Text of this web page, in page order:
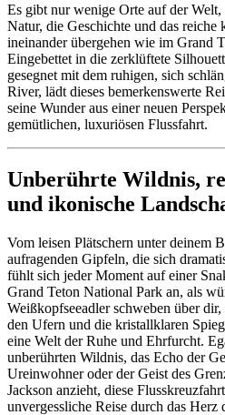
Es gibt nur wenige Orte auf der Welt,
Natur, die Geschichte und das reiche
ineinander übergehen wie im Grand
Eingebettet in die zerklüftete
gesegnet mit dem ruhigen, sich
River, lädt dieses bemerkenswerte
seine Wunder aus einer neuen
gemütlichen, luxuriösen Flussfahrt.
Unberührte Wildnis,
und ikonische
Vom leisen Plätschern unter deinem
aufragenden Gipfeln, die sich
fühlt sich jeder Moment auf einer
Grand Teton National Park an, als
Weißkopfseeadler schweben über
den Ufern und die kristallklaren
eine Welt der Ruhe und Ehrfurcht.
unberührten Wildnis, das Echo der
Ureinwohner oder der Geist des
Jackson anzieht, diese
unvergessliche Reise durch das Herz